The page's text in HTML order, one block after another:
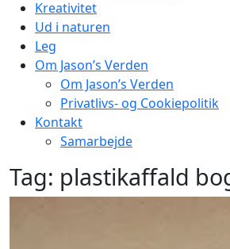
Kreativitet
Ud i naturen
Leg
Om Jason’s Verden
Om Jason’s Verden
Privatlivs- og Cookiepolitik
Kontakt
Samarbejde
Tag: plastikaffald